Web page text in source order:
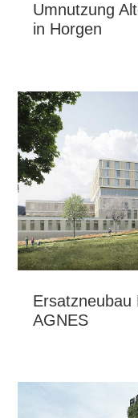
Umnutzung
in Horgen
Ersatzneubau
AGNES